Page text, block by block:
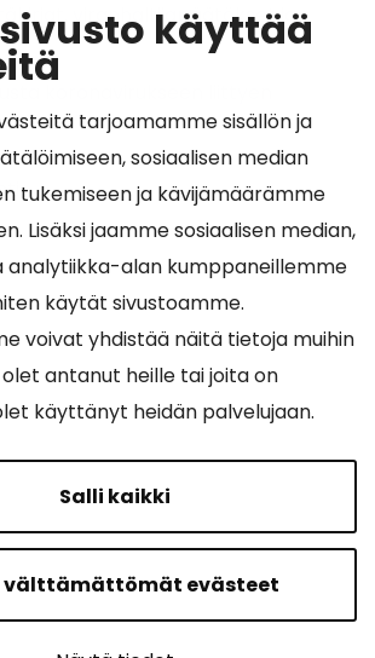
käyttää
tarjoamamme sisällön ja
sosiaalisen median
tukemiseen ja kävijämäärämme
Lisäksi jaamme sosiaalisen median,
analytiikka-alan kumppaneillemme
käytät sivustoamme.
voivat yhdistää näitä tietoja muihin
antanut heille tai joita on
käyttänyt heidän palvelujaan.
Salli kaikki
välttämättömät evästeet
viranhaltijapäätökset ja